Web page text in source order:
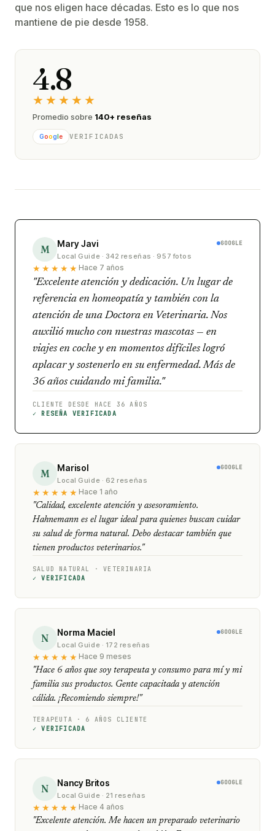
que nos eligen hace décadas. Esto es lo que nos
mantiene de pie desde 1958.
4.8
★★★★★
Promedio sobre 140+ reseñas
Google VERIFICADAS
M Mary Javi
Local Guide · 342 reseñas · 957 fotos
GOOGLE
★★★★★ Hace 7 años
"Excelente atención y dedicación. Un lugar de
referencia en homeopatía y también con la
atención de una Doctora en Veterinaria. Nos
auxilió mucho con nuestras mascotas — en
viajes en coche y en momentos difíciles logró
aplacar y sostenerlo en su enfermedad. Más de
36 años cuidando mi familia."
CLIENTE DESDE HACE 36 AÑOS
✓ RESEÑA VERIFICADA
M Marisol
Local Guide · 62 reseñas
GOOGLE
★★★★★ Hace 1 año
"Calidad, excelente atención y asesoramiento.
Hahnemann es el lugar ideal para quienes buscan cuidar
su salud de forma natural. Debo destacar también que
tienen productos veterinarios."
SALUD NATURAL · VETERINARIA
✓ VERIFICADA
N Norma Maciel
Local Guide · 172 reseñas
GOOGLE
★★★★★ Hace 9 meses
"Hace 6 años que soy terapeuta y consumo para mí y mi
familia sus productos. Gente capacitada y atención
cálida. ¡Recomiendo siempre!"
TERAPEUTA · 6 AÑOS CLIENTE
✓ VERIFICADA
N Nancy Britos
Local Guide · 21 reseñas
GOOGLE
★★★★★ Hace 4 años
"Excelente atención. Me hacen un preparado veterinario